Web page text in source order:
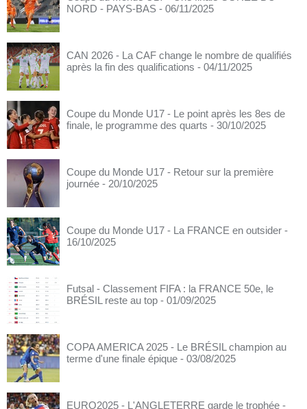
NORD - PAYS-BAS - 06/11/2025
CAN 2026 - La CAF change le nombre de qualifiés
après la fin des qualifications - 04/11/2025
Coupe du Monde U17 - Le point après les 8es de
finale, le programme des quarts - 30/10/2025
Coupe du Monde U17 - Retour sur la première
journée - 20/10/2025
Coupe du Monde U17 - La FRANCE en outsider -
16/10/2025
Futsal - Classement FIFA : la FRANCE 50e, le
BRÉSIL reste au top - 01/09/2025
COPA AMERICA 2025 - Le BRÉSIL champion au
terme d'une finale épique - 03/08/2025
EURO2025 - L'ANGLETERRE garde le trophée -